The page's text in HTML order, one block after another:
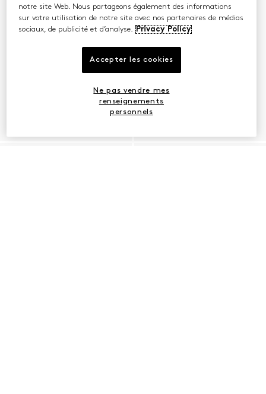
notre site Web. Nous partageons également des informations
sur votre utilisation de notre site avec nos partenaires de médias
sociaux, de publicité et d’analyse. Privacy Policy
Accepter les cookies
Ne pas vendre mes
renseignements
personnels